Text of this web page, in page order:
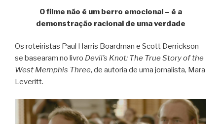
O filme não é um berro emocional – é a
demonstração racional de uma verdade
Os roteiristas Paul Harris Boardman e Scott Derrickson
se basearam no livro Devil’s Knot: The True Story of the
West Memphis Three, de autoria de uma jornalista, Mara
Leveritt.